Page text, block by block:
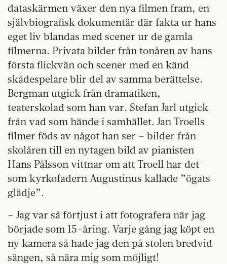
dataskärmen växer den nya filmen fram, en
självbiografisk dokumentär där fakta ur hans
eget liv blandas med scener ur de gamla
filmerna. Privata bilder från tonåren av hans
första flickvän och scener med en känd
skådespelare blir del av samma berättelse.
Bergman utgick från dramatiken,
teaterskolad som han var. Stefan Jarl utgick
från vad som hände i samhället. Jan Troells
filmer föds av något han ser – bilder från
skolåren till en nytagen bild av pianisten
Hans Pålsson vittnar om att Troell har det
som kyrkofadern Augustinus kallade ”ögats
glädje”.
– Jag var så förtjust i att fotografera när jag
började som 15-åring. Varje gång jag köpt en
ny kamera så hade jag den på stolen bredvid
sängen, så nära mig som möjligt!